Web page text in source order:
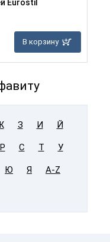
Eurostil
В корзину
З И Й
Р С Т У
Ю Я A-Z